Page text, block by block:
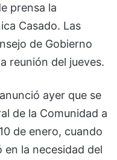
prensa la
Casado. Las
de Gobierno
reunión del jueves.
ayer que se
de la Comunidad a
de enero, cuando
en la necesidad del